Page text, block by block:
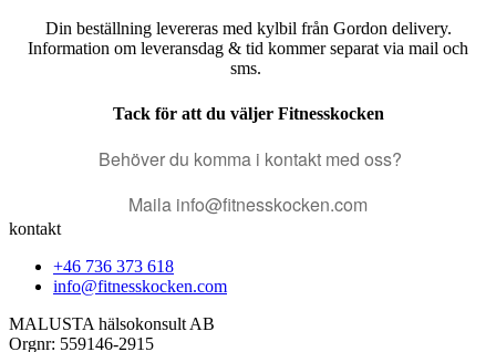
Din beställning levereras med kylbil från Gordon delivery.
Information om leveransdag & tid kommer separat via mail och
sms.
Tack för att du väljer Fitnesskocken
Behöver du komma i kontakt med oss?
Maila info@fitnesskocken.com
kontakt
+46 736 373 618
info@fitnesskocken.com
MALUSTA hälsokonsult AB
Orgnr: 559146-2915